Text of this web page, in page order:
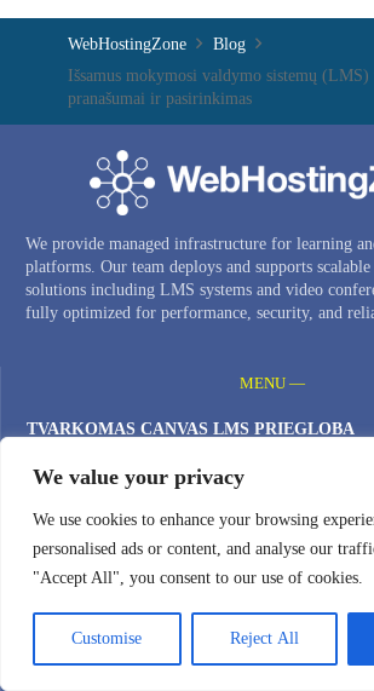
We value your privacy
We use cookies to enhance your browsing
personalised ads or content, and analyse our
"Accept All", you consent to our use of cookies.
Customise Reject All
WebHostingZone
Blog
Išsamus mokymosi valdymo sistemų
pranašumai ir pasirinkimas
We provide managed infrastructure for learning
platforms. Our team deploys and supports scalable
solutions including LMS systems and video
fully optimized for performance, security, and
MENU —
TVARKOMAS CANVAS LMS PRIEGLOBA
PRIVATI ​​VAIZDO KONFERENCIJŲ SISTEMA
BIGBLUEBUTTON KLASTERIS
DEBESŲ VPS SERVERIAI
DOMENO VARDAI